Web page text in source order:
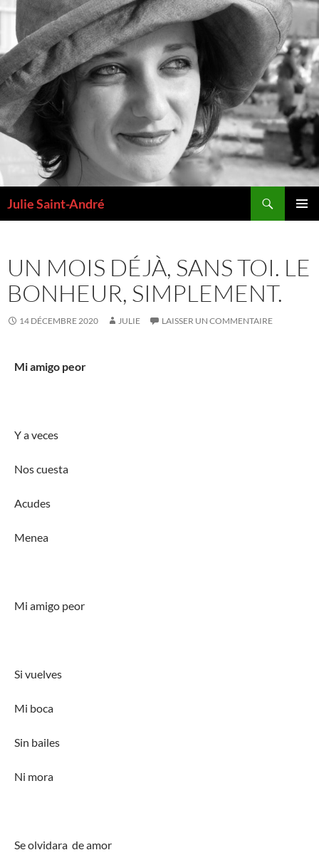
Aller
contenu
Julie Saint-André
UN MOIS DÉJÀ, SANS TOI. LE
BONHEUR, SIMPLEMENT.
14 DÉCEMBRE 2020 JULIE LAISSER UN COMMENTAIRE
Mi amigo peor
Y a veces
Nos cuesta
Acudes
Menea
Mi amigo peor
Si vuelves
Mi boca
Sin bailes
Ni mora
Se olvidara de amor